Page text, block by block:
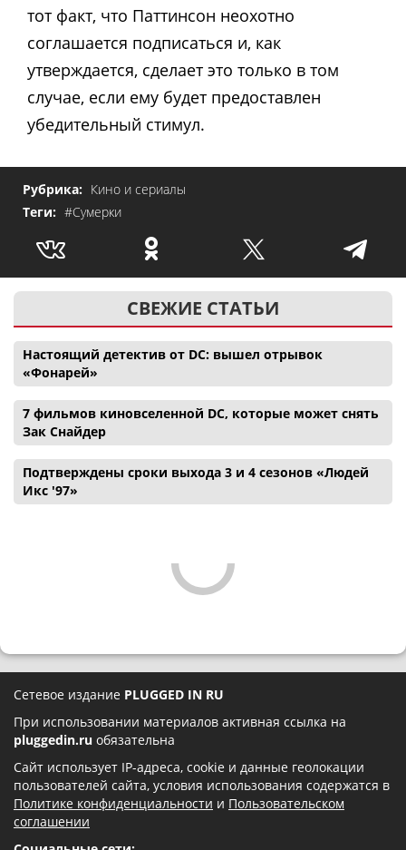
тот факт, что Паттинсон неохотно
соглашается подписаться и, как
утверждается, сделает это только в том
случае, если ему будет предоставлен
убедительный стимул.
Рубрика: Кино и сериалы
Теги: #Сумерки
СВЕЖИЕ СТАТЬИ
Настоящий детектив от DC: вышел отрывок
«Фонарей»
7 фильмов киновселенной DC, которые может снять
Зак Снайдер
Подтверждены сроки выхода 3 и 4 сезонов «Людей
Икс '97»
Сетевое издание PLUGGED IN RU
При использовании материалов активная ссылка на
pluggedin.ru обязательна
Сайт использует IP-адреса, cookie и данные геолокации
пользователей сайта, условия использования содержатся в
Политике конфиденциальности и Пользовательском
соглашении